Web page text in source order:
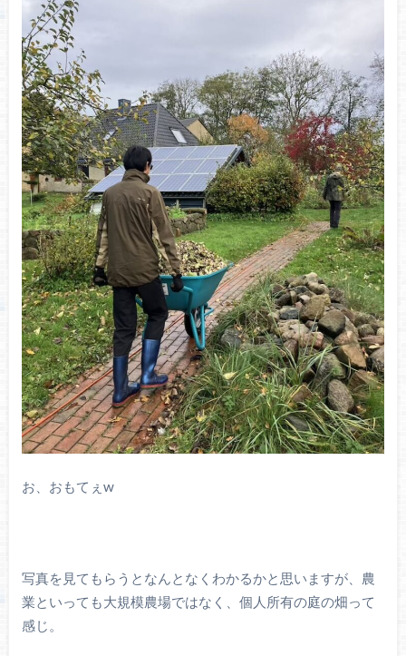
お、おもてぇw
写真を見てもらうとなんとなくわかるかと思いますが、農
業といっても大規模農場ではなく、個人所有の庭の畑って
感じ。